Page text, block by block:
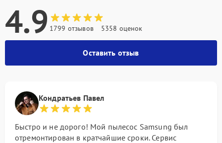
4.9 1799 отзывов 5358 оценок
Оставить отзыв
Кондратьев Павел
Быстро и не дорого! Мой пылесос Samsung был
отремонтирован в кратчайшие сроки. Сервис